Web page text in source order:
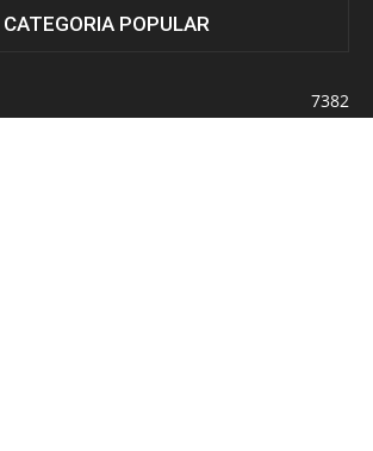
CATEGORIA POPULAR
7382